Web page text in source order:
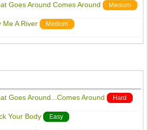
Goes Around Comes Around Medium
Me A River Medium
Goes Around...Comes Around Hard
Your Body Easy